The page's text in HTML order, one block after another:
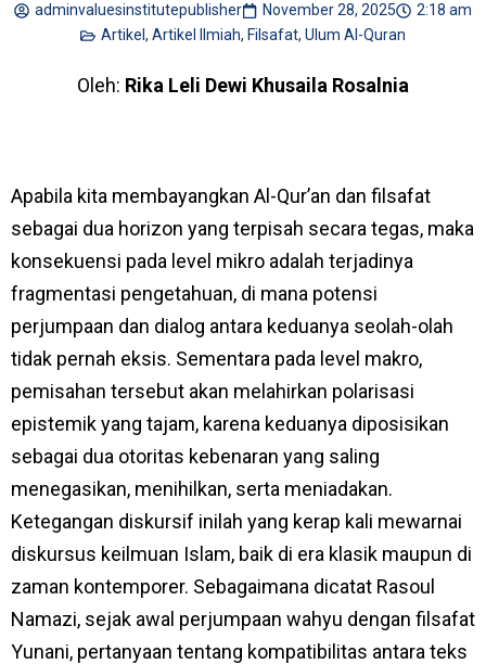
adminvaluesinstitutepublisher November 28, 2025
2:18 am
Artikel , Artikel Ilmiah, Filsafat, Ulum Al-Quran
Oleh: Rika Leli Dewi Khusaila Rosalnia
Apabila kita membayangkan Al-Qur’an dan filsafat
sebagai dua horizon yang terpisah secara tegas, maka
konsekuensi pada level mikro adalah terjadinya
fragmentasi pengetahuan, di mana potensi
perjumpaan dan dialog antara keduanya seolah-olah
tidak pernah eksis. Sementara pada level makro,
pemisahan tersebut akan melahirkan polarisasi
epistemik yang tajam, karena keduanya diposisikan
sebagai dua otoritas kebenaran yang saling
menegasikan, menihilkan, serta meniadakan.
Ketegangan diskursif inilah yang kerap kali mewarnai
diskursus keilmuan Islam, baik di era klasik maupun di
zaman kontemporer. Sebagaimana dicatat Rasoul
Namazi, sejak awal perjumpaan wahyu dengan filsafat
Yunani, pertanyaan tentang kompatibilitas antara teks